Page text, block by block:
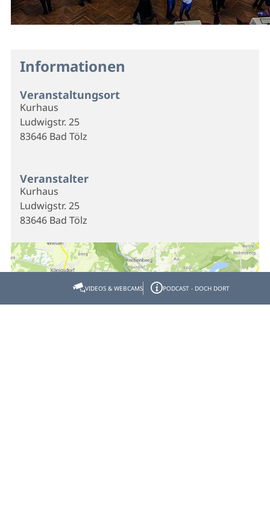
Informationen
Veranstaltungsort
Kurhaus
Ludwigstr. 25
83646 Bad Tölz
Veranstalter
Kurhaus
Ludwigstr. 25
83646 Bad Tölz
VIDEOS & WEBCAMS PODCAST - DOCH DORT